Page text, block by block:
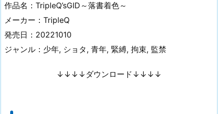
作品名：TripleQ’sGID～落書着色～
メーカー：TripleQ
発売日：20221010
ジャンル：少年, ショタ, 青年, 緊縛, 拘束, 監禁
↓↓↓↓ダウンロード↓↓↓↓